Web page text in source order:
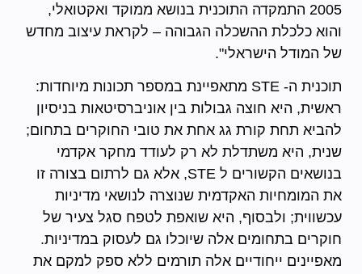
2005 התמקדה התוכנית בנושא ממוקד ואקטואלי,
והוא כלכלת ההשכלה הגבוהה – לקראת עיצוב מחדש
של המודל הישראלי".
תוכנית ה- STE מתאפיינת במספר תכונות מיוחדות:
ראשית, היא חוצה גבולות בין אוניברסיטאות בניסיון
להביא תחת קורת גג אחת את טובי החוקרים בתחום;
שנית, היא משתדלת לא רק לעודד מחקר אקדמי
בנושאים הקשורים ל STE, אלא גם לרתום בצורה זו
את המומחיות האקדמית שנוצרה לנושאי מדיניות
עכשווית; ולבסוף, היא שואפת לטפח סגל צעיר של
חוקרים בתחומים אלה שיוכלו גם לעסוק במדיניות.
מאפיינים ייחודיים אלה תורמים ללא ספק למקם את